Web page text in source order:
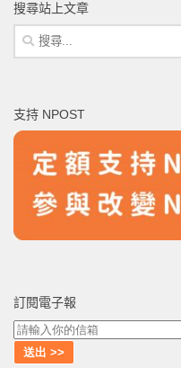
搜尋站上文章
搜
尋
字:
支持 NPOST
訂閱電子報